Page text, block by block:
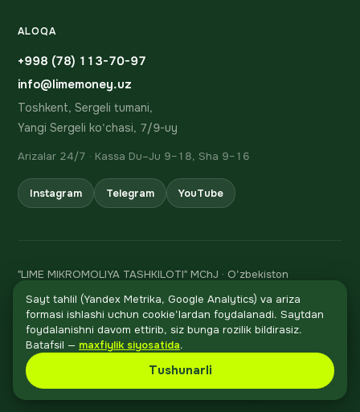
Qo'ng'iroq
Sayt tahlil (Yandex Metrika, Google Analytics) va ariza
formasi ishlashi uchun cookie'lardan foydalanadi. Saytdan
foydalanishni davom ettirib, siz bunga rozilik bildirasiz.
Batafsil — maxfiylik siyosatida.
Tushunarli
ALOQA
+998 (78) 113-70-97
info@limemoney.uz
Toshkent, Sergeli tumani,
Yangi Sergeli ko'chasi, 7/9-uy
Arizalar 24/7 · Kassa Du–Ju 9–18, Sha 9–16
Instagram Telegram YouTube
"LIME MIKROMOLIYA TASHKILOTI" MChJ · O'zbekiston
Respublikasi Markaziy bankining 06.02.2024 dagi 106-sonli
litsenziyasi
STIR 310 847 482 · h/r 20208000205705294001 Asia
Alliance Bank'da, MFO 01095
© 2024–2026 LIME MONEY®. Barcha huquqlar himoyalangan.
Maxfiylik